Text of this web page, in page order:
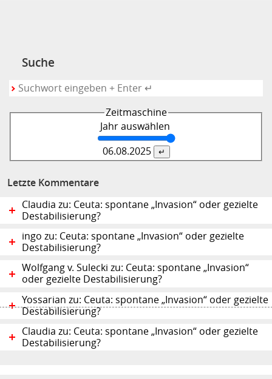
Suche
Zeitmaschine
Jahr auswählen
06.08.2025
Letzte Kommentare
Claudia zu: Ceuta: spontane „Invasion“ oder gezielte
Destabilisierung?
ingo zu: Ceuta: spontane „Invasion“ oder gezielte
Destabilisierung?
Wolfgang v. Sulecki zu: Ceuta: spontane „Invasion“
oder gezielte Destabilisierung?
Yossarian zu: Ceuta: spontane „Invasion“ oder gezielte
Destabilisierung?
Claudia zu: Ceuta: spontane „Invasion“ oder gezielte
Destabilisierung?